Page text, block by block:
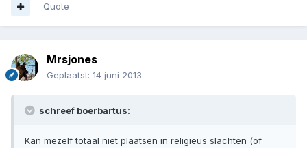
Quote
Mrsjones
Geplaatst: 14 juni 2013
schreef boerbartus:
Kan mezelf totaal niet plaatsen in religieus slachten (of